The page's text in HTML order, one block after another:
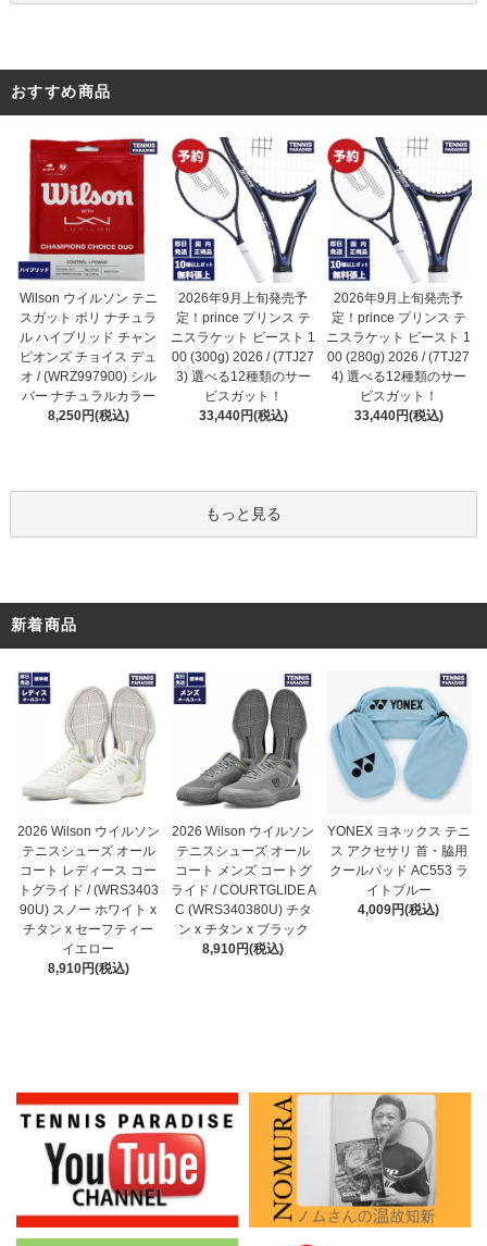
おすすめ商品
Wilson ウイルソン テニ
スガット ポリ ナチュラ
ル ハイブリッド チャン
ピオンズ チョイス デュ
オ / (WRZ997900) シル
バー ナチュラルカラー
8,250円(税込)
2026年9月上旬発売予
定！prince プリンス テ
ニスラケット ビースト 1
00 (300g) 2026 / (7TJ27
3) 選べる12種類のサー
ビスガット！
33,440円(税込)
2026年9月上旬発売予
定！prince プリンス テ
ニスラケット ビースト 1
00 (280g) 2026 / (7TJ27
4) 選べる12種類のサー
ビスガット！
33,440円(税込)
もっと見る
新着商品
2026 Wilson ウイルソン
テニスシューズ オール
コート レディース コー
トグライド / (WRS3403
90U) スノー ホワイト x
チタン x セーフティー
イエロー
8,910円(税込)
2026 Wilson ウイルソン
テニスシューズ オール
コート メンズ コートグ
ライド / COURTGLIDE A
C (WRS340380U) チタ
ン x チタン x ブラック
8,910円(税込)
YONEX ヨネックス テニ
ス アクセサリ 首・脇用
クールパッド AC553 ラ
イトブルー
4,009円(税込)